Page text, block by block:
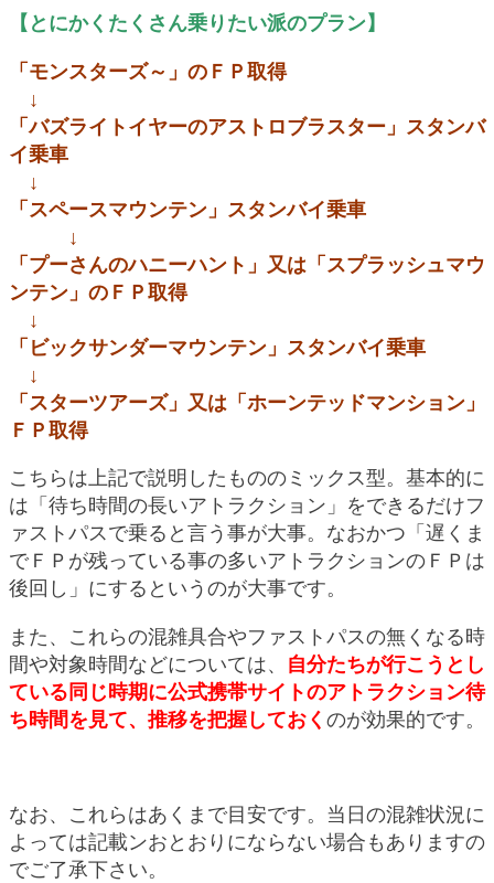
【とにかくたくさん乗りたい派のプラン】
「モンスターズ～」のＦＰ取得
↓
「バズライトイヤーのアストロブラスター」スタンバ
イ乗車
↓
「スペースマウンテン」スタンバイ乗車
↓
「プーさんのハニーハント」又は「スプラッシュマウ
ンテン」のＦＰ取得
↓
「ビックサンダーマウンテン」スタンバイ乗車
↓
「スターツアーズ」又は「ホーンテッドマンション」
ＦＰ取得
こちらは上記で説明したもののミックス型。基本的に
は「待ち時間の長いアトラクション」をできるだけフ
ァストパスで乗ると言う事が大事。なおかつ「遅くま
でＦＰが残っている事の多いアトラクションのＦＰは
後回し」にするというのが大事です。
また、これらの混雑具合やファストパスの無くなる時
間や対象時間などについては、 自分たちが行こうとし
ている同じ時期に公式携帯サイトのアトラクション待
ち時間を見て、推移を把握しておく のが効果的です。
なお、これらはあくまで目安です。当日の混雑状況に
よっては記載ンおとおりにならない場合もありますの
でご了承下さい。